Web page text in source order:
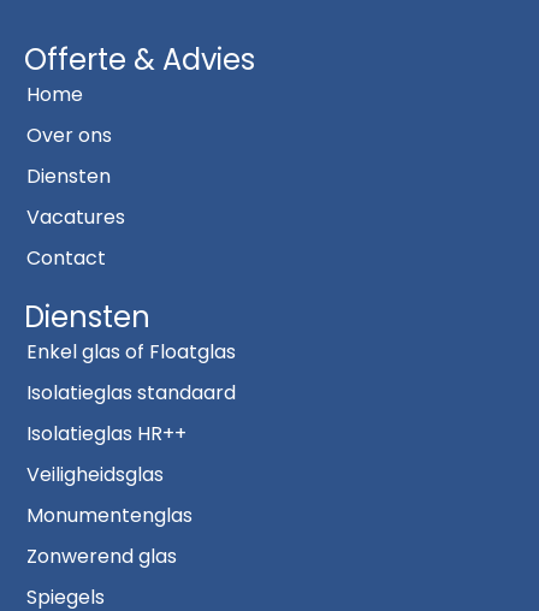
Offerte & Advies
Home
Over ons
Diensten
Vacatures
Contact
Diensten
Enkel glas of Floatglas
Isolatieglas standaard
Isolatieglas HR++
Veiligheidsglas
Monumentenglas
Zonwerend glas
Spiegels